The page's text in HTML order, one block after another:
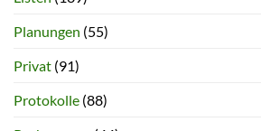
Planungen (55)
Privat (91)
Protokolle (88)